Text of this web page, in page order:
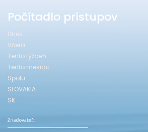
Počítadlo prístupov
Dnes
Včera
Tento týždeň
Tento mesiac
Spolu
SLOVAKIA
SK